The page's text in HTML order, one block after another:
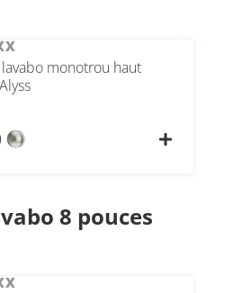
monotrou haut
8 pouces